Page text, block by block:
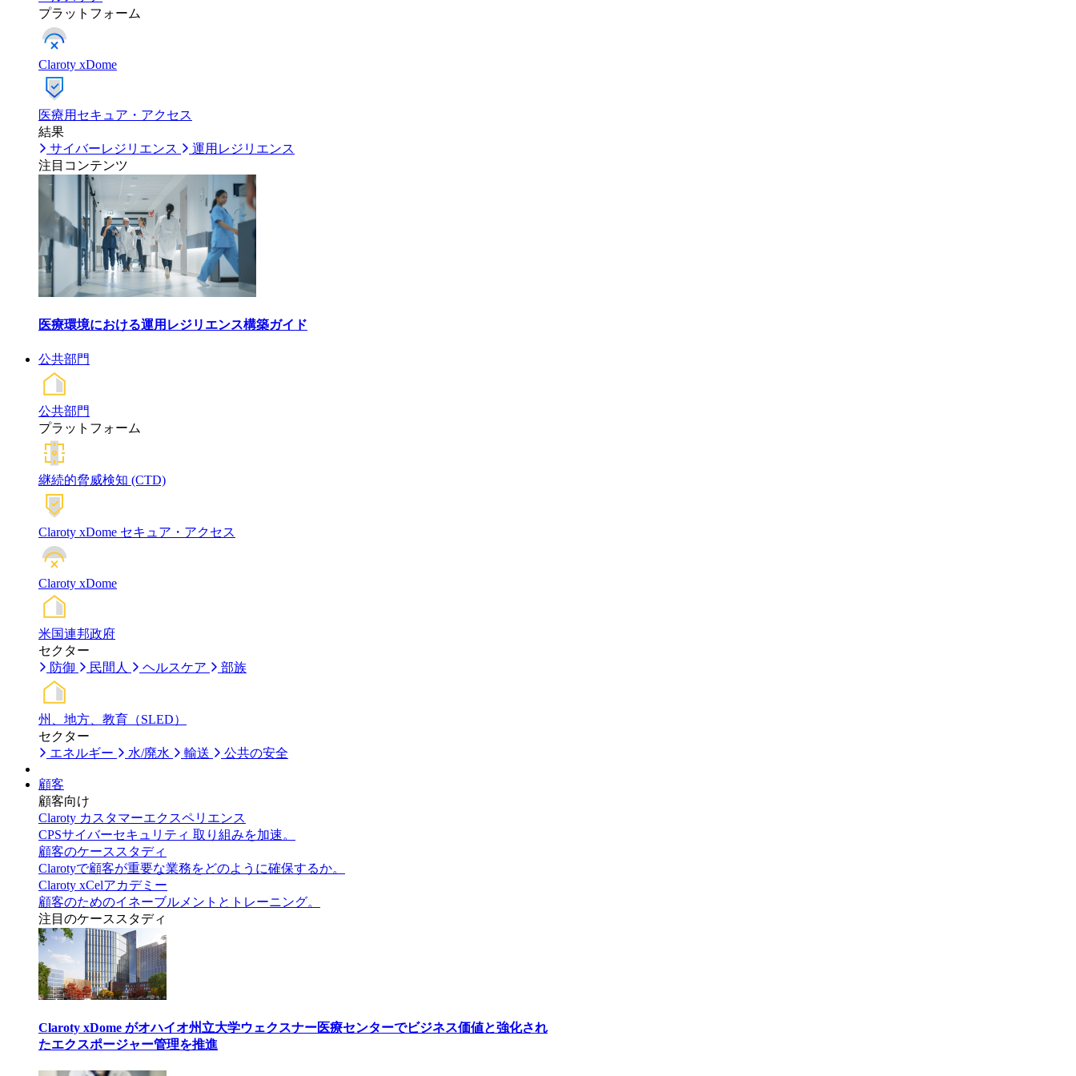
プラットフォーム
Claroty xDome
医療用セキュア・アクセス
結果
サイバーレジリエンス
運用レジリエンス
注目コンテンツ
医療環境における運用レジリエンス構築ガイド
公共部門
公共部門
プラットフォーム
継続的脅威検知 (CTD)
Claroty xDome セキュア・アクセス
Claroty xDome
米国連邦政府
セクター
防御
民間人 ヘルスケア 部族
州、地方、教育（SLED）
セクター
エネルギー
水/廃水 輸送 公共の安全
顧客
顧客向け
Claroty カスタマーエクスペリエンス
CPSサイバーセキュリティ 取り組みを加速。
顧客のケーススタディ
Clarotyで顧客が重要な業務をどのように確保するか。
Claroty xCelアカデミー
顧客のためのイネーブルメントとトレーニング。
注目のケーススタディ
Claroty xDome がオハイオ州立大学ウェクスナー医療センターでビジネス価値と強化され
たエクスポージャー管理を推進